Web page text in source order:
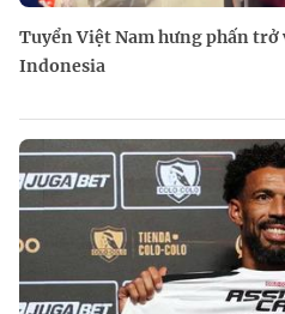
Tuyển Việt Nam hưng phấn trở
Indonesia